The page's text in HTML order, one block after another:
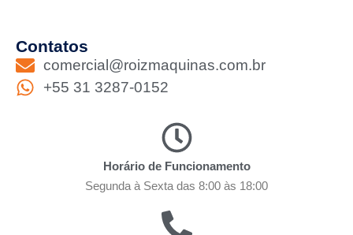
Contatos
comercial@roizmaquinas.com.br
+55 31 3287-0152
Horário de Funcionamento
Segunda à Sexta das 8:00 às 18:00